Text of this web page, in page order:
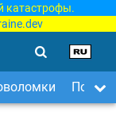
катастрофы.
Поиск